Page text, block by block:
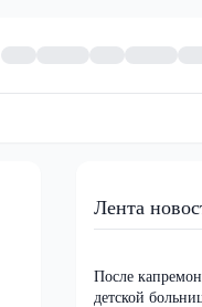
Лента
После
детской